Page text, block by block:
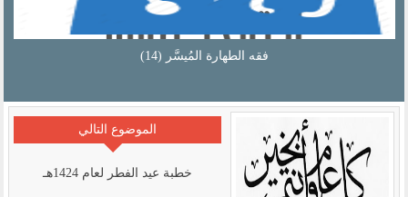
فقه الطهارة المُيسَّر (13)
الموضوع التالي
خطبة عيد الفطر لعام 1424هـ